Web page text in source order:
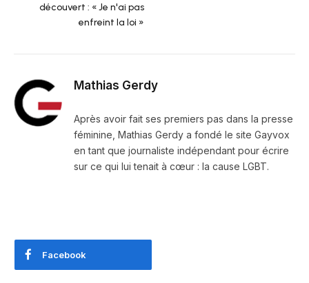
découvert : « Je n'ai pas
enfreint la loi »
Mathias Gerdy
Après avoir fait ses premiers pas dans la presse
féminine, Mathias Gerdy a fondé le site Gayvox
en tant que journaliste indépendant pour écrire
sur ce qui lui tenait à cœur : la cause LGBT.
Facebook